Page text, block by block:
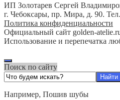
ИП Золотарев Сергей
г. Чебоксары, пр. Мира, д. 90.
Политика конфиденциальности
Официальный сайт golden-
Использование и перепечатка
Поиск по сайту
Например, Пошив шубы